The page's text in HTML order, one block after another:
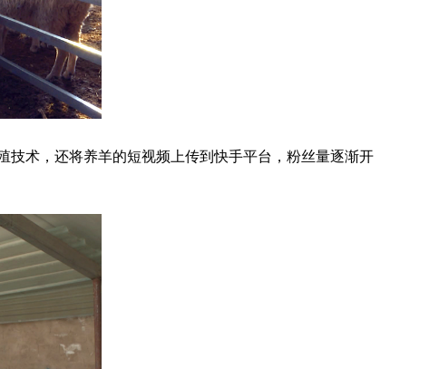
技术，还将养羊的短视频上传到快手平台，粉丝量逐渐开